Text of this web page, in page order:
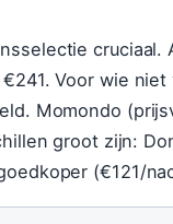
Voor wie
Momondo
groot zijn:
(€121/